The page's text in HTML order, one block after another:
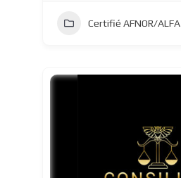
Certifié AFNOR/ALFA